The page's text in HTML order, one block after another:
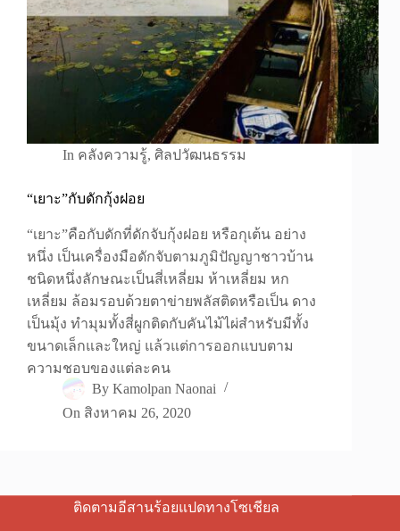
In คลังความรู้,ศิลปวัฒนธรรม
“เยาะ”กับดักกุ้งฝอย
“เยาะ”คือกับดักที่ดักจับกุ้งฝอย หรือกุเต้น อย่าง
หนึ่ง เป็นเครื่องมือดักจับตามภูมิปัญญาชาวบ้าน
ชนิดหนึ่งลักษณะเป็นสี่เหลี่ยม ห้าเหลี่ยม หก
เหลี่ยม ล้อมรอบด้วยตาข่ายพลัสติดหรือเป็น ดาง
เป็นมุ้ง ทำมุมทั้งสี่ผูกติดกับคันไม้ไผ่สำหรับมีทั้ง
ขนาดเล็กและใหญ่ แล้วแต่การออกแบบตาม
ความชอบของแต่ละคน
By Kamolpan Naonai
On สิงหาคม 26, 2020
ติดตามอีสานร้อยแปดทางโซเชียล